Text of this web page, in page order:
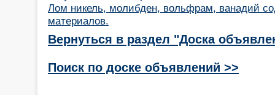
Лом никель, молибден, вольфрам, ванадий
материалов.
Вернуться в раздел "Доска
Поиск по доске объявлений >>